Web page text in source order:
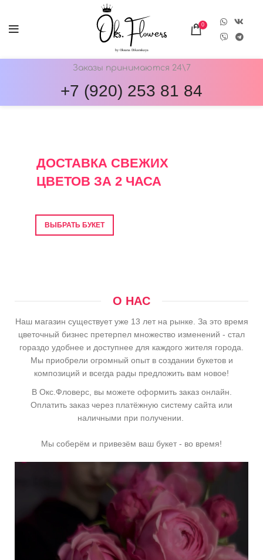
0
Заказы принимаются 24\7
+7 (920) 253 81 84
ДОСТАВКА СВЕЖИХ
ЦВЕТОВ ЗА 2 ЧАСА
ВЫБРАТЬ БУКЕТ
О НАС
Наш магазин существует уже 13 лет на рынке. За это время
цветочный бизнес претерпел множество изменений - стал
гораздо удобнее и доступнее для каждого жителя города.
Мы приобрели огромный опыт в создании букетов и
композиций и всегда рады предложить вам новое!
В Окс.Фловерс, вы можете оформить заказ онлайн.
Оплатить заказ через платёжную систему сайта или
наличными при получении.
Мы соберём и привезём ваш букет - во время!